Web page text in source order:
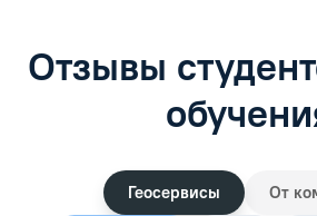
Отзывы
Геосервисы От